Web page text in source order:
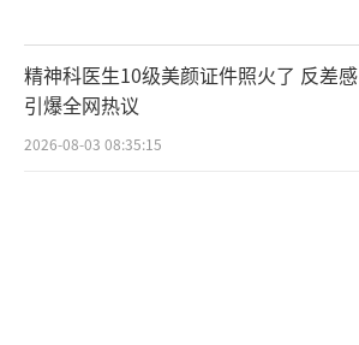
精神科医生10级美颜证件照火了 反差感
引爆全网热议
2026-08-03 08:35:15